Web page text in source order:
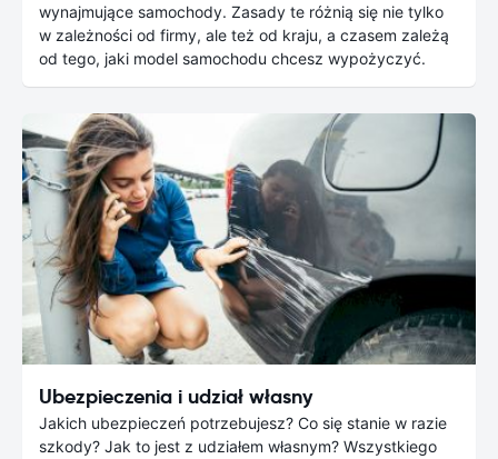
wynajmujące samochody. Zasady te różnią się nie tylko
w zależności od firmy, ale też od kraju, a czasem zależą
od tego, jaki model samochodu chcesz wypożyczyć.
Ubezpieczenia i udział własny
Jakich ubezpieczeń potrzebujesz? Co się stanie w razie
szkody? Jak to jest z udziałem własnym? Wszystkiego